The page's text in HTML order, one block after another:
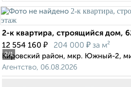
2/1
2-к квартира, строящийся дом,
12 554 160 ₽ 204 000 ₽ за м²
Кировский район, мкр. Южный-2,
Агентство, 06.08.2026